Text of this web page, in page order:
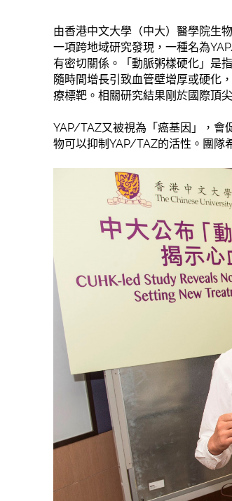
由香港中文大學（中大）醫學院生
一項跨地域研究發現，一種名為
有密切關係。「動脈粥樣硬化」是
隨時間增長引致血管壁增厚或硬化
療標靶。相關研究結果剛於國際頂
YAP/TAZ又被視為「癌基因」，會
物可以抑制YAP/TAZ的活性。團隊